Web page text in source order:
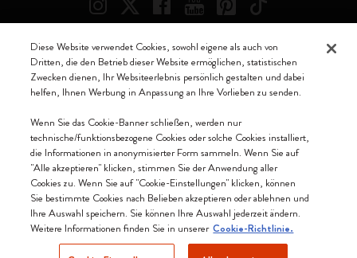
Wir akzeptieren
Moleskine ® ist ein eingetragenes Warenzeichen von Moleskine Srl a
socio unico
Italia - P. IVA / CCIAA n. 07234480965 - REA MI 1945400 - Cap.
Soc. €2.181.513,42
Diese Website verwendet Cookies, sowohl eigene als auch von
Dritten, die den Betrieb dieser Website ermöglichen, statistischen
Zwecken dienen, Ihr Websiteerlebnis persönlich gestalten und dabei
helfen, Ihnen Werbung in Anpassung an Ihre Vorlieben zu senden.
Wenn Sie das Cookie-Banner schließen, werden nur
technische/funktionsbezogene Cookies oder solche Cookies installiert,
die Informationen in anonymisierter Form sammeln. Wenn Sie auf
"Alle akzeptieren" klicken, stimmen Sie der Anwendung aller
Cookies zu. Wenn Sie auf "Cookie-Einstellungen" klicken, können
Sie bestimmte Cookies nach Belieben akzeptieren oder ablehnen und
Ihre Auswahl speichern. Sie können Ihre Auswahl jederzeit ändern.
Weitere Informationen finden Sie in unserer Cookie-Richtlinie.